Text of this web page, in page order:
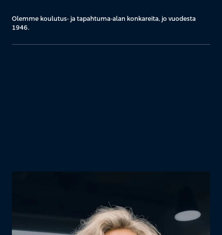
Olemme koulutus- ja tapahtuma-alan konkareita, jo vuodesta
1946.